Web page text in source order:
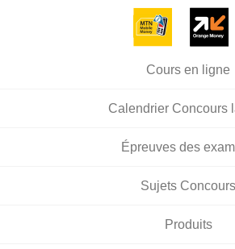
Cours en ligne
Calendrier Concours
Épreuves des
Sujets Concours
Produits